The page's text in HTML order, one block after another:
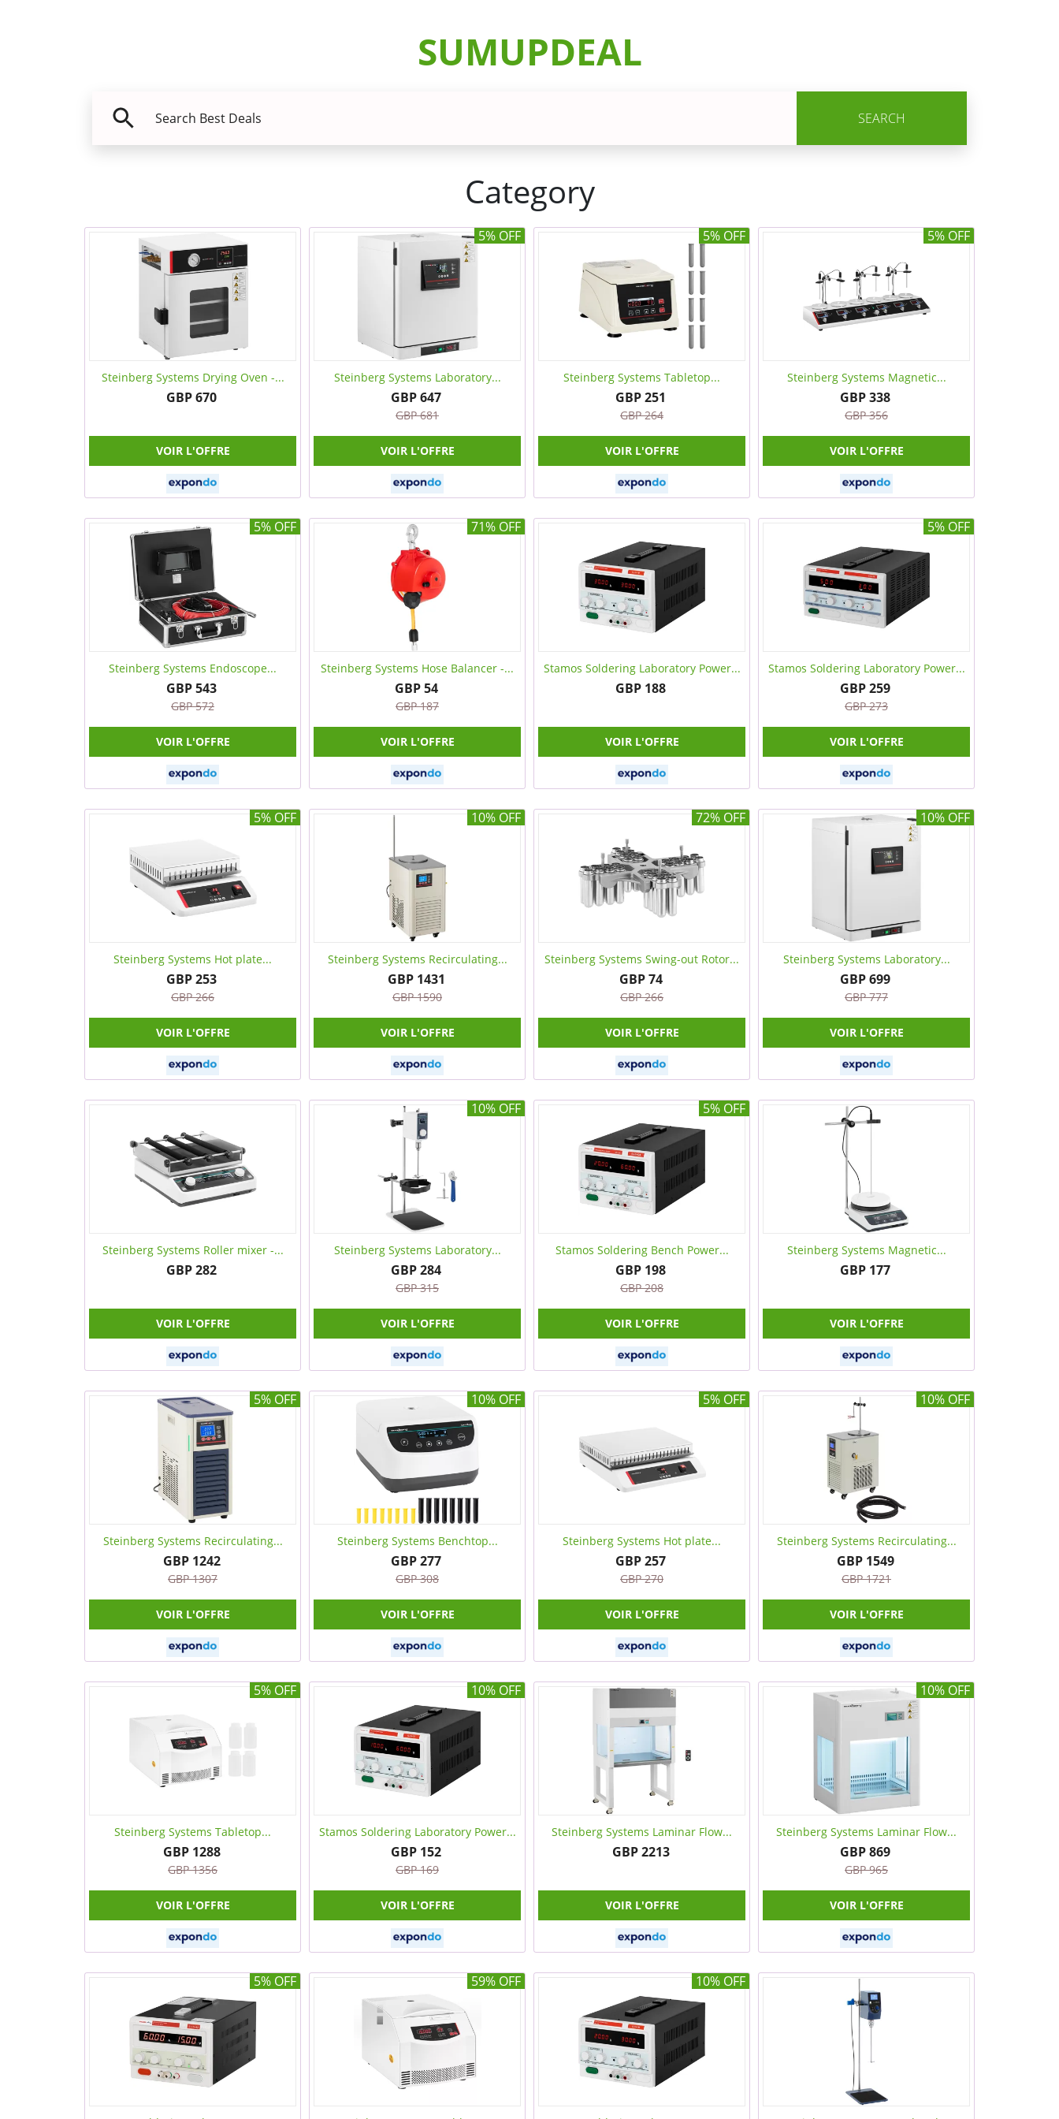
SUMUPDEAL
SEARCH
Category
Steinberg Systems Drying Oven -...
GBP 670
VOIR L'OFFRE
5% OFF
Steinberg Systems Laboratory...
GBP 647
GBP 681
VOIR L'OFFRE
5% OFF
Steinberg Systems Tabletop...
GBP 251
GBP 264
VOIR L'OFFRE
5% OFF
Steinberg Systems Magnetic...
GBP 338
GBP 356
VOIR L'OFFRE
5% OFF
Steinberg Systems Endoscope...
GBP 543
GBP 572
VOIR L'OFFRE
71% OFF
Steinberg Systems Hose Balancer -...
GBP 54
GBP 187
VOIR L'OFFRE
Stamos Soldering Laboratory Power...
GBP 188
VOIR L'OFFRE
5% OFF
Stamos Soldering Laboratory Power...
GBP 259
GBP 273
VOIR L'OFFRE
5% OFF
Steinberg Systems Hot plate...
GBP 253
GBP 266
VOIR L'OFFRE
10% OFF
Steinberg Systems Recirculating...
GBP 1431
GBP 1590
VOIR L'OFFRE
72% OFF
Steinberg Systems Swing-out Rotor...
GBP 74
GBP 266
VOIR L'OFFRE
10% OFF
Steinberg Systems Laboratory...
GBP 699
GBP 777
VOIR L'OFFRE
Steinberg Systems Roller mixer -...
GBP 282
VOIR L'OFFRE
10% OFF
Steinberg Systems Laboratory...
GBP 284
GBP 315
VOIR L'OFFRE
5% OFF
Stamos Soldering Bench Power...
GBP 198
GBP 208
VOIR L'OFFRE
Steinberg Systems Magnetic...
GBP 177
VOIR L'OFFRE
5% OFF
Steinberg Systems Recirculating...
GBP 1242
GBP 1307
VOIR L'OFFRE
10% OFF
Steinberg Systems Benchtop...
GBP 277
GBP 308
VOIR L'OFFRE
5% OFF
Steinberg Systems Hot plate...
GBP 257
GBP 270
VOIR L'OFFRE
10% OFF
Steinberg Systems Recirculating...
GBP 1549
GBP 1721
VOIR L'OFFRE
5% OFF
Steinberg Systems Tabletop...
GBP 1288
GBP 1356
VOIR L'OFFRE
10% OFF
Stamos Soldering Laboratory Power...
GBP 152
GBP 169
VOIR L'OFFRE
Steinberg Systems Laminar Flow...
GBP 2213
VOIR L'OFFRE
10% OFF
Steinberg Systems Laminar Flow...
GBP 869
GBP 965
VOIR L'OFFRE
5% OFF 59% OFF 10% OFF